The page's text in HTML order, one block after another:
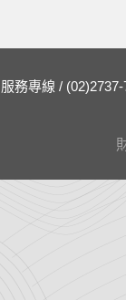
服務專線 / (02)2737-